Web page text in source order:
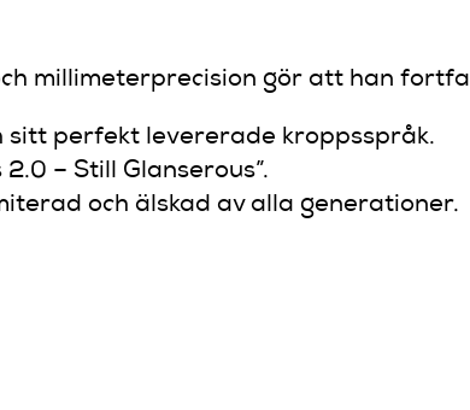
millimeterprecision gör att han
sitt perfekt levererade kroppsspråk.
– Still Glanserous”.
och älskad av alla generationer.